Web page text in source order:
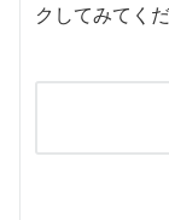
クしてみてくだ